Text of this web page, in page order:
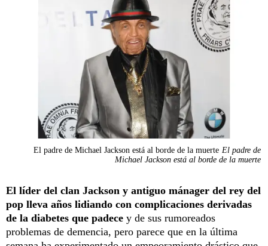
El padre de Michael Jackson está al borde de la muerte El padre de
Michael Jackson está al borde de la muerte
El líder del clan Jackson y antiguo mánager del rey del
pop lleva años lidiando con complicaciones derivadas
de la diabetes que padece y de sus rumoreados
problemas de demencia, pero parece que en la última